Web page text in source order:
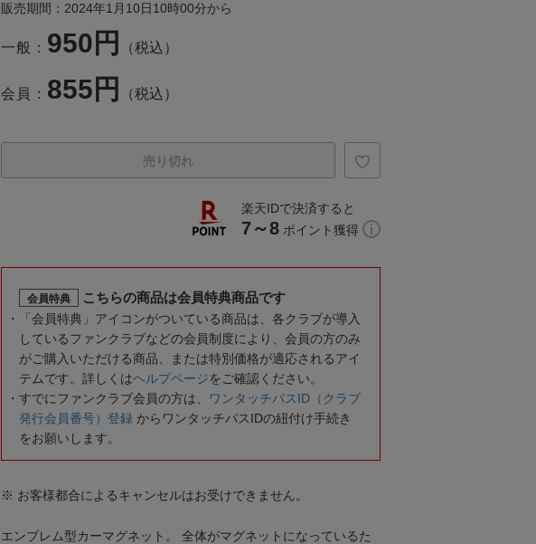
販売期間：2024年1月10日10時00分から
一般： 950円 （税込）
会員： 855円 （税込）
売り切れ
楽天IDで決済すると
7～8 ポイント獲得
会員特典 こちらの商品は会員特典商品です
「会員特典」アイコンがついている商品は、各クラブが導入
しているファンクラブなどの会員制度により、会員の方のみ
がご購入いただける商品、または特別価格が適応されるアイ
テムです。詳しくはヘルプページをご確認ください。
すでにファンクラブ会員の方は、
ワンタッチパスID（クラブ
発行会員番号）登録 からワンタッチパスIDの紐付け手続き
をお願いします。
※ お客様都合によるキャンセルはお受けできません。
エンブレム型カーマグネット。 全体がマグネットになっているた